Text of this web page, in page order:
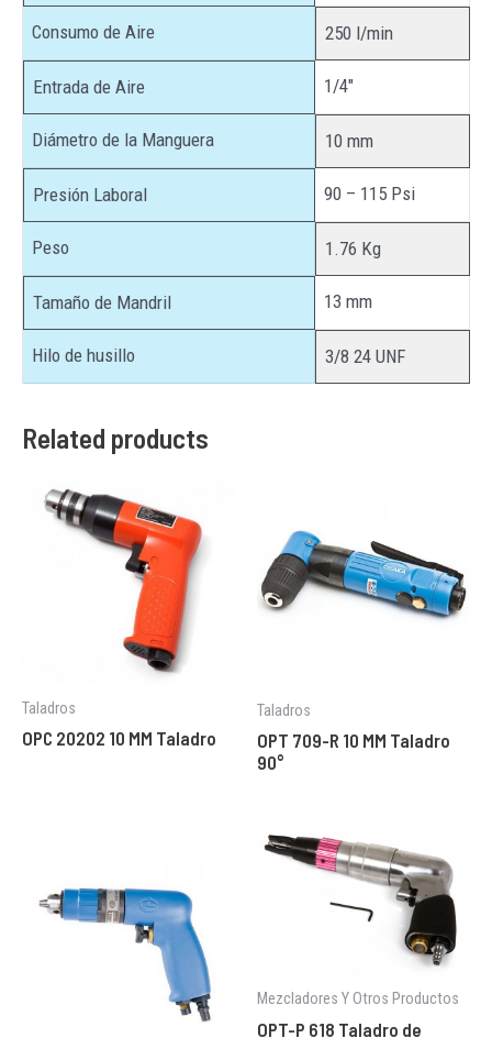
Consumo de Aire 250 l/min
Entrada de Aire 1/4″
Diámetro de la Manguera 10 mm
Presión Laboral 90 – 115 Psi
Peso 1.76 Kg
Tamaño de Mandril 13 mm
Hilo de husillo 3/8 24 UNF
Related products
Taladros
OPC 20202 10 MM Taladro
Taladros
OPT 709-R 10 MM Taladro
90°
Mezcladores Y Otros Productos
OPT-P 618 Taladro de